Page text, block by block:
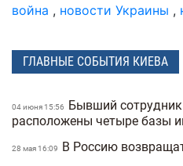
война , новости Украины ,
ГЛАВНЫЕ СОБЫТИЯ КИЕВА
04 июня 15:56
Бывший
расположены четыре базы
28 мая 16:09 В Россию